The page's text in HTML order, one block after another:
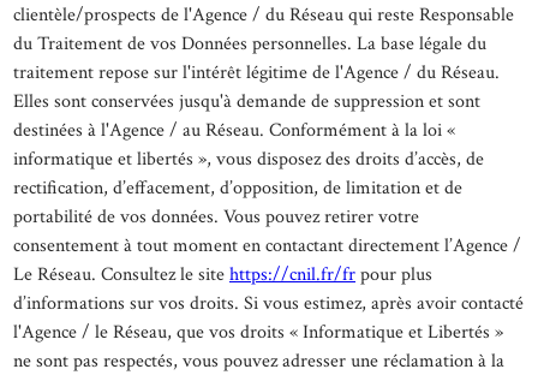
clientèle/prospects de l'Agence / du Réseau qui reste Responsable
du Traitement de vos Données personnelles. La base légale du
traitement repose sur l'intérêt légitime de l'Agence / du Réseau.
Elles sont conservées jusqu'à demande de suppression et sont
destinées à l'Agence / au Réseau. Conformément à la loi «
informatique et libertés », vous disposez des droits d’accès, de
rectification, d’effacement, d’opposition, de limitation et de
portabilité de vos données. Vous pouvez retirer votre
consentement à tout moment en contactant directement l’Agence /
Le Réseau. Consultez le sitehttps://cnil.fr/frpour plus
d’informations sur vos droits. Si vous estimez, après avoir contacté
l'Agence / le Réseau, que vos droits « Informatique et Libertés »
ne sont pas respectés, vous pouvez adresser une réclamation à la